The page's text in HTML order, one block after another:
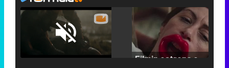
Unmute /
Loaded:
25.30%